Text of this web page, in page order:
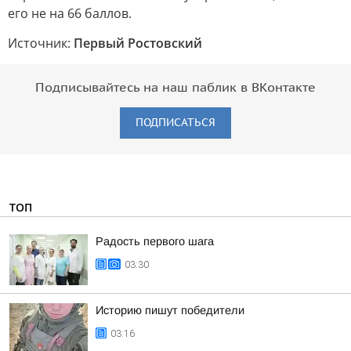
его не на 66 баллов.
Источник: Первый Ростовский
Подписывайтесь на наш паблик в ВКонтакте
ПОДПИСАТЬСЯ
ТОП
Радость первого шага
03:30
Историю пишут победители
03:16